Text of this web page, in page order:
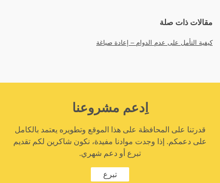
مقالات ذات صلة
كيفية التأمل على عدم الدوام – إعادة صياغة
اِدعم مشروعنا
قدرتنا على المحافظة على هذا الموقع وتطويره يعتمد بالكامل
على دعمكم. إذا وجدت موادنا مفيدة، نكون شاكرين لكم تقديم
تبرع أو دعم شهري.
تبرع